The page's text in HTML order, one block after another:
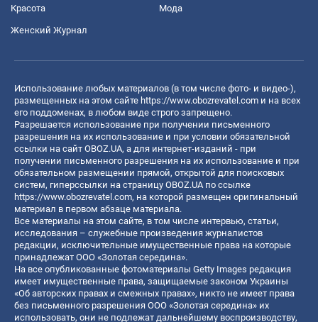
Красота Мода
Женский Журнал
Использование любых материалов (в том числе фото- и видео-),
размещенных на этом сайте https://www.obozrevatel.com и на всех
его поддоменах, в любом виде строго запрещено.
Разрешается использование при получении письменного
разрешения на их использование и при условии обязательной
ссылки на сайт OBOZ.UA, а для интернет-изданий - при
получении письменного разрешения на их использование и при
обязательном размещении прямой, открытой для поисковых
систем, гиперссылки на страницу OBOZ.UA по ссылке
https://www.obozrevatel.com, на которой размещен оригинальный
материал в первом абзаце материала.
Все материалы на этом сайте, в том числе интервью, статьи,
исследования – служебные произведения журналистов
редакции, исключительные имущественные права на которые
принадлежат ООО «Золотая середина».
На все опубликованные фотоматериалы Getty Images редакция
имеет имущественные права, защищаемые законом Украины
«Об авторских правах и смежных правах», никто не имеет права
без письменного разрешения ООО «Золотая середина» их
использовать, они не подлежат дальнейшему воспроизводству,